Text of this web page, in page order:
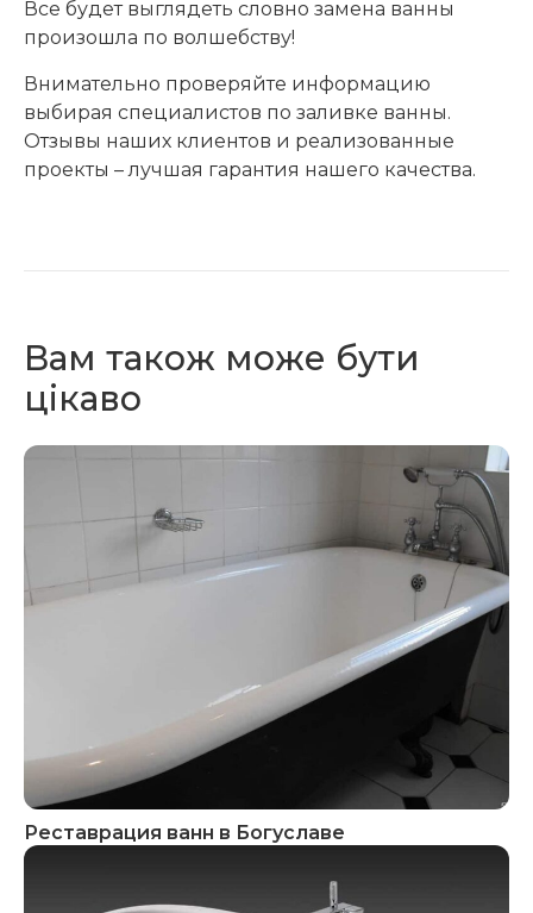
Все будет выглядеть словно замена ванны
произошла по волшебству!
Внимательно проверяйте информацию
выбирая специалистов по заливке ванны.
Отзывы наших клиентов и реализованные
проекты – лучшая гарантия нашего качества.
Вам також може бути
цікаво
Реставрация ванн в Богуславе